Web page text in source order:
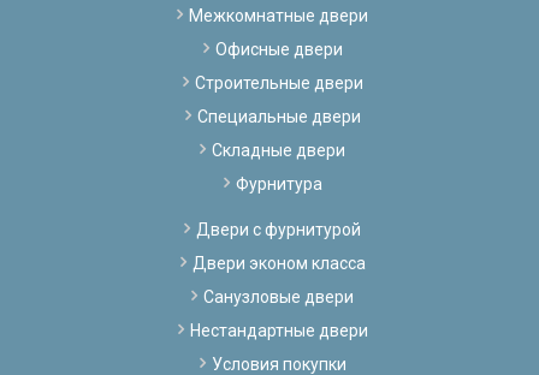
Межкомнатные двери
Офисные двери
Строительные двери
Специальные двери
Складные двери
Фурнитура
Двери с фурнитурой
Двери эконом класса
Санузловые двери
Нестандартные двери
Условия покупки